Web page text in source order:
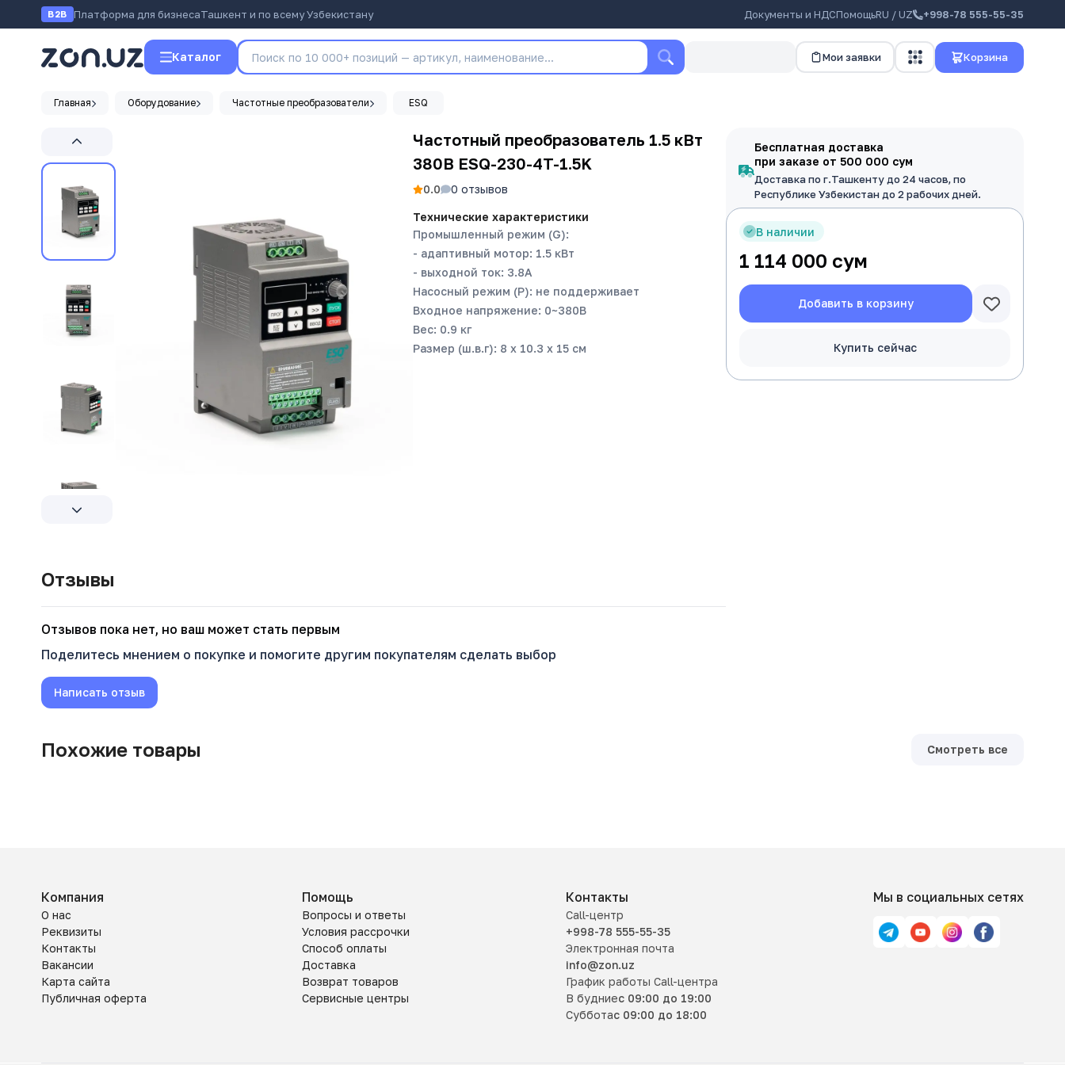
B2B Платформа для бизнесаТашкент и по всему Узбекистану Документы и НДСПомощьRU / UZ +998-78 555-55-35
Каталог Мои заявки Корзина
Главная Оборудование Частотные преобразователи ESQ
Частотный преобразователь 1.5 кВт
380В ESQ-230-4T-1.5K
0.0 0 отзывов
Технические характеристики
Промышленный режим (G):
- адаптивный мотор: 1.5 кВт
- выходной ток: 3.8А
Насосный режим (P): не поддерживает
Входное напряжение: 0~380В
Вес: 0.9 кг
Размер (ш.в.г): 8 х 10.3 х 15 см
Бесплатная доставка
при заказе от 500 000 сум
Доставка по г.Ташкенту до 24 часов, по
Республике Узбекистан до 2 рабочих дней.
В наличии
1 114 000 сум
Добавить в корзину
Купить сейчас
Отзывы
Oтзывов пока нет, но ваш может стать первым
Поделитесь мнением о покупке и помогите другим покупателям сделать выбор
Написать отзыв
Похожие товары Смотреть все
Компания
О нас
Реквизиты
Контакты
Вакансии
Карта сайта
Публичная оферта
Помощь
Вопросы и ответы
Условия рассрочки
Способ оплаты
Доставка
Возврат товаров
Сервисные центры
Контакты
Call-центр
+998-78 555-55-35
Электронная почта
info@zon.uz
График работы Call-центра
В будниес 09:00 до 19:00
Субботас 09:00 до 18:00
Мы в социальных сетях